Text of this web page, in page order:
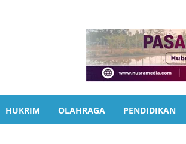
HUKRIM OLAHRAGA PENDIDIKAN